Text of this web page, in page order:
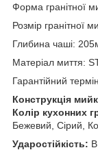
Форма гранітної
Розмір гранітної
Глибина чаші:
Матеріал миття:
Гарантійний
Конструкція
Колір кухонних
Бежевий, Сірий,
Ударостійкість: